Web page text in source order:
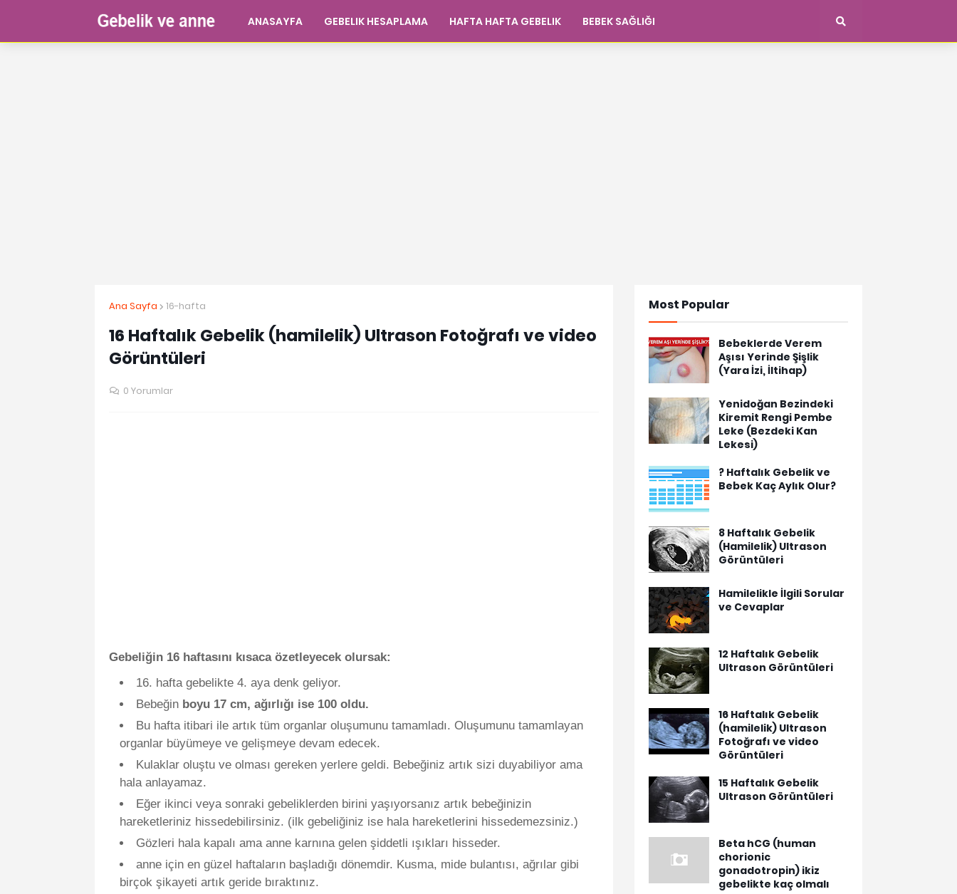
ANASAYFA GEBELIK HESAPLAMA HAFTA HAFTA GEBELIK BEBEK SAĞLIĞI
Ana Sayfa 16-hafta
16 Haftalık Gebelik (hamilelik) Ultrason Fotoğrafı ve video
Görüntüleri
0 Yorumlar
Gebeliğin 16 haftasını kısaca özetleyecek olursak:
16. hafta gebelikte 4. aya denk geliyor.
Bebeğin boyu 17 cm, ağırlığı ise 100 oldu.
Bu hafta itibari ile artık tüm organlar oluşumunu tamamladı. Oluşumunu tamamlayan
organlar büyümeye ve gelişmeye devam edecek.
Kulaklar oluştu ve olması gereken yerlere geldi. Bebeğiniz artık sizi duyabiliyor ama
hala anlayamaz.
Eğer ikinci veya sonraki gebeliklerden birini yaşıyorsanız artık bebeğinizin
hareketleriniz hissedebilirsiniz. (ilk gebeliğiniz ise hala hareketlerini hissedemezsiniz.)
Gözleri hala kapalı ama anne karnına gelen şiddetli ışıkları hisseder.
anne için en güzel haftaların başladığı dönemdir. Kusma, mide bulantısı, ağrılar gibi
birçok şikayeti artık geride bıraktınız.
Most Popular
Bebeklerde Verem
Aşısı Yerinde Şişlik
(Yara İzi, İltihap)
Yenidoğan Bezindeki
Kiremit Rengi Pembe
Leke (Bezdeki Kan
Lekesi)
? Haftalık Gebelik ve
Bebek Kaç Aylık Olur?
8 Haftalık Gebelik
(Hamilelik) Ultrason
Görüntüleri
Hamilelikle İlgili Sorular
ve Cevaplar
12 Haftalık Gebelik
Ultrason Görüntüleri
16 Haftalık Gebelik
(hamilelik) Ultrason
Fotoğrafı ve video
Görüntüleri
15 Haftalık Gebelik
Ultrason Görüntüleri
Beta hCG (human
chorionic
gonadotropin) ikiz
gebelikte kaç olmalı